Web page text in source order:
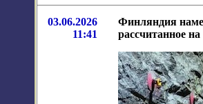
03.06.2026
11:41
Финляндия
рассчитанное